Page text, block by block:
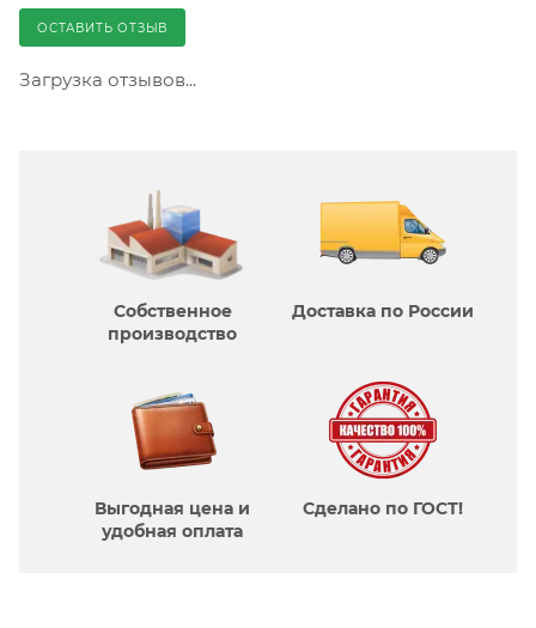
ОСТАВИТЬ ОТЗЫВ
Загрузка отзывов...
Собственное
производcтво
Доставка по России
Выгодная цена и
удобная оплата
Сделано по ГОСТ!